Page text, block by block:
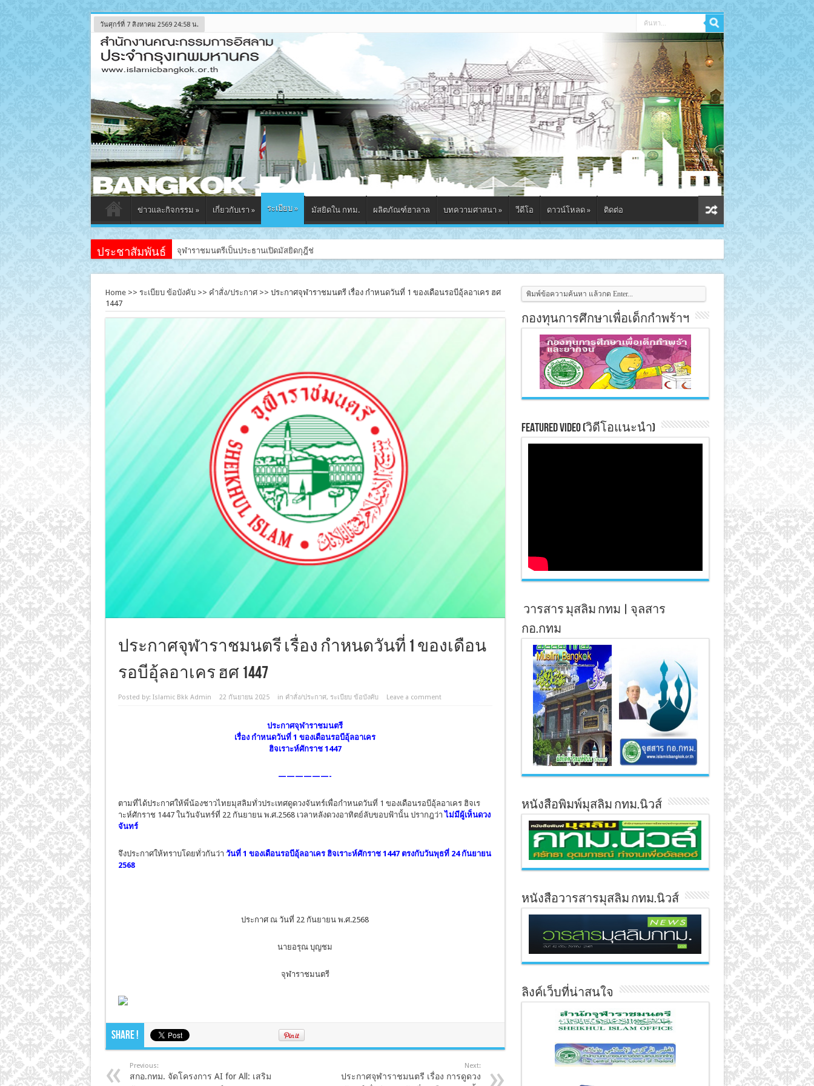
วันศุกร์ที่ 7 สิงหาคม 2569 24:58 น.
ข่าวและกิจกรรม » เกี่ยวกับเรา » ระเบียบ » มัสยิดใน กทม. ผลิตภัณฑ์ฮาลาล บทความศาสนา » วีดีโอ ดาวน์โหลด » ติดต่อ
ประชาสัมพันธ์ จุฬาราชมนตรีเป็นประธานเปิดมัสยิดกุฎีช่อฟ้า จังหวัดพระนครศรีอยุธยา
Home>> ระเบียบ ข้อบังคับ>> คำสั่ง/ประกาศ>> ประกาศจุฬาราชมนตรี เรื่อง กำหนดวันที่ 1 ของเดือนรอบีอุ้ลอาเคร ฮศ
1447
ประกาศจุฬาราชมนตรี เรื่อง กำหนดวันที่ 1 ของเดือน
รอบีอุ้ลอาเคร ฮศ 1447
Posted by: Islamic Bkk Admin 22 กันยายน 2025 in คำสั่ง/ประกาศ, ระเบียบ ข้อบังคับ Leave a comment
ประกาศจุฬาราชมนตรี
เรื่อง กำหนดวันที่ 1 ของเดือนรอบีอุ้ลอาเคร
ฮิจเราะห์ศักราช 1447
——————-
ตามที่ได้ประกาศให้พี่น้องชาวไทยมุสลิมทั่วประเทศดูดวงจันทร์เพื่อกำหนดวันที่ 1 ของเดือนรอบีอุ้ลอาเคร ฮิจเร
าะห์ศักราช 1447 ในวันจันทร์ที่ 22 กันยายน พ.ศ.2568 เวลาหลังดวงอาทิตย์ลับขอบฟ้านั้น ปรากฎว่าไม่มีผู้เห็นดวง
จันทร์
จึงประกาศให้ทราบโดยทั่วกันว่า วันที่ 1 ของเดือนรอบีอุ้ลอาเคร ฮิจเราะห์ศักราช 1447 ตรงกับวันพุธที่ 24 กันยายน
2568
ประกาศ ณ วันที่ 22 กันยายน พ.ศ.2568
นายอรุณ บุญชม
จุฬาราชมนตรี
Share !
Previous:
สกอ.กทม. จัดโครงการ AI for All: เสริม
Next:
ประกาศจุฬาราชมนตรี เรื่อง การดูดวง
กองทุนการศึกษาเพื่อเด็กกำพร้าฯ
Featured Video (วิดีโอแนะนำ)
วารสาร มุสลิม กทม | จุลสาร
กอ.กทม
หนังสือพิมพ์มุสลิม กทม.นิวส์
หนังสือวารสารมุสลิม กทม.นิวส์
ลิงค์เว็บที่น่าสนใจ